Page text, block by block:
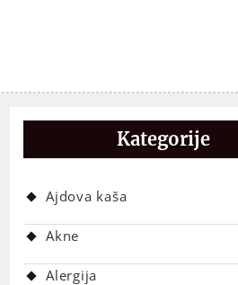
Kategorije
Ajdova kaša
Akne
Alergija